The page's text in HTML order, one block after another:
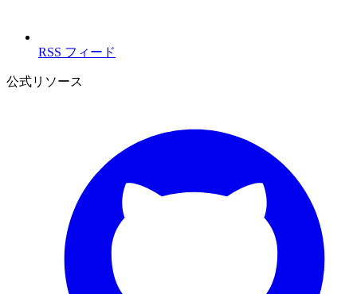
RSS フィード
公式リソース